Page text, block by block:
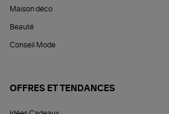
Maison déco
Beauté
Conseil Mode
OFFRES ET TENDANCES